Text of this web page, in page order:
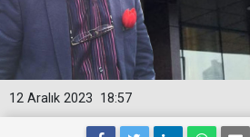
18:57
12 Aralık 2023